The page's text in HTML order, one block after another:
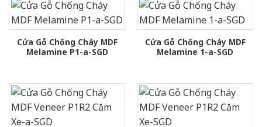
Cửa Gỗ Chống Cháy MDF
Melamine P1-a-SGD
Cửa Gỗ Chống Cháy MDF
Melamine 1-a-SGD